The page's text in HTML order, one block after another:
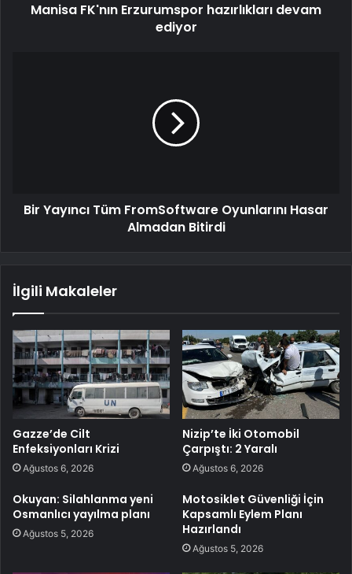
Manisa FK'nın Erzurumspor hazırlıkları devam
ediyor
Bir Yayıncı Tüm FromSoftware Oyunlarını Hasar
Almadan Bitirdi
İlgili Makaleler
Gazze’de Cilt
Enfeksiyonları Krizi
Ağustos 6, 2026
Nizip’te İki Otomobil
Çarpıştı: 2 Yaralı
Ağustos 6, 2026
Okuyan: Silahlanma yeni
Osmanlıcı yayılma planı
Ağustos 5, 2026
Motosiklet Güvenliği İçin
Kapsamlı Eylem Planı
Hazırlandı
Ağustos 5, 2026